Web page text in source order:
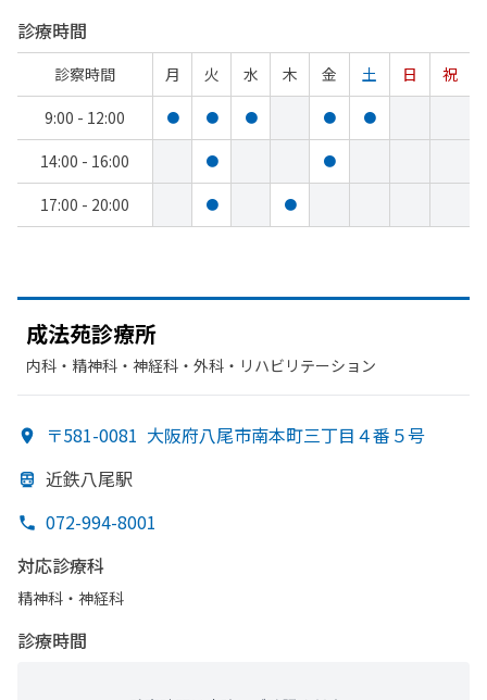
診療時間
診察時間 月 火 水 木 金 土 日
祝
9:00 - 12:00
● ● ● ● ●
14:00 - 16:00 ● ●
17:00 - 20:00 ● ●
成法苑診療所
内科・​精神科・神経科・​外科・​リハビリテーション
〒581-0081 大阪府八尾市南本町三丁目４番５号
近鉄八尾駅
072-994-8001
対応診療科
精神科・神経科
診療時間